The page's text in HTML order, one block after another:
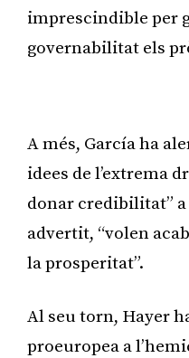
imprescindible per
governabilitat els
A més, García ha
idees de l’extrema
donar credibilitat” a
advertit, “volen
la prosperitat”.
Al seu torn, Hayer
proeuropea a